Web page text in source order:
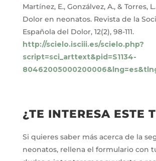
Martínez, E., Gonzálvez, A., & Torres,
Dolor en neonatos. Revista de la
Española del Dolor, 12(2), 98-111.
http://scielo.isciii.es/scielo.php?
script=sci_arttext&pid=S1134-
¿TE INTERESA ESTE
Si quieres saber más acerca de la
neonatos, rellena el formulario con